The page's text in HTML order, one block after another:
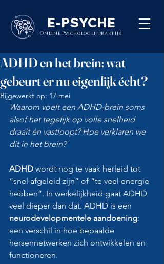
E-PSYCHE
Online Psychologenpraktijk
ADHD en het brein: wat
gebeurt er nu eigenlijk écht?
Bijgewerkt op: 17 mei
Waarom voelt een ADHD-brein soms
alsof het tegelijk op volle snelheid
draait én vastloopt? Hoe verklaren we
dit in het brein?
ADHD wordt nog te vaak herleid tot
“snel afgeleid zijn” of “te veel energie
hebben”. In werkelijkheid gaat ADHD
veel dieper dan dat. ADHD is een
neurodevelopmentele aandoening:
een verschil in hoe bepaalde
hersennetwerken zich ontwikkelen en
functioneren.